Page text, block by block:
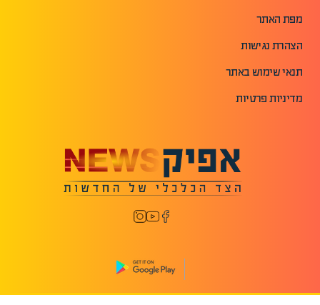
מפת האתר
הצהרת נגישות
תנאי שימוש באתר
מדיניות פרטיות